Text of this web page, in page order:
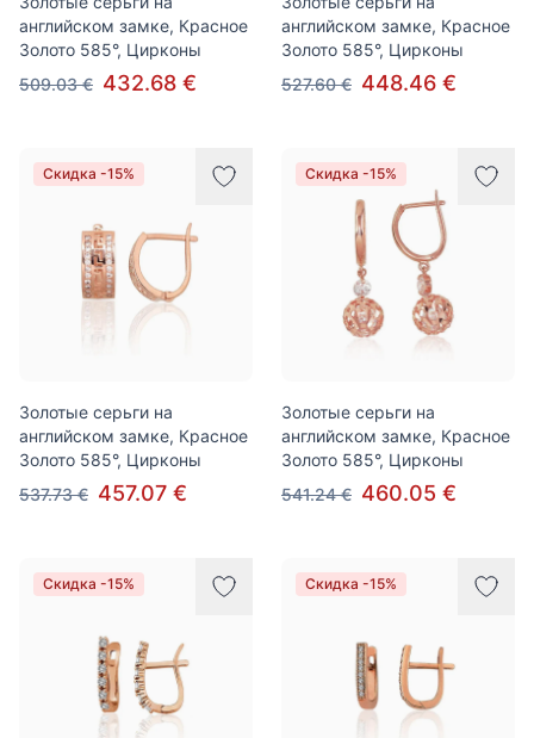
английском замке, Красное
Золото 585°, Цирконы
509.03 € 432.68 €
английском замке, Красное
Золото 585°, Цирконы
527.60 € 448.46 €
Скидка -15%
Золотые серьги на
английском замке, Красное
Золото 585°, Цирконы
537.73 € 457.07 €
Скидка -15%
Золотые серьги на
английском замке, Красное
Золото 585°, Цирконы
541.24 € 460.05 €
Скидка -15% Скидка -15%